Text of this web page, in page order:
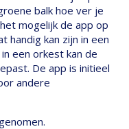
balk hoe ver je
mogelijk de app op
handig kan zijn in een
een orkest kan de
De app is initieel
andere